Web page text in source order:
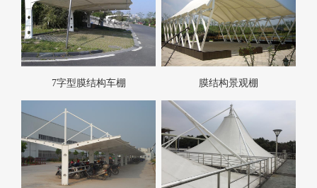
7字型膜结构车棚 膜结构景观棚